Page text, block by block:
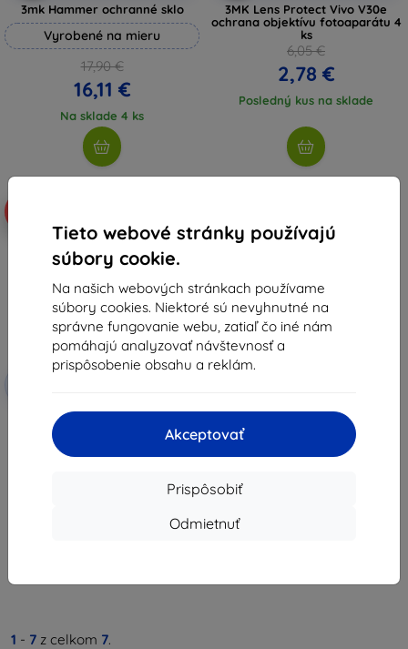
Tieto webové stránky používajú
súbory cookie.
Na našich webových stránkach používame
súbory cookies. Niektoré sú nevyhnutné na
správne fungovanie webu, zatiaľ čo iné nám
pomáhajú analyzovať návštevnosť a
prispôsobenie obsahu a reklám.
Akceptovať
Prispôsobiť
Odmietnuť
3mk Hammer ochranné sklo
Vyrobené na mieru
17,90 €
16,11 €
Na sklade 4 ks
3MK Lens Protect Vivo V30e
ochrana objektívu fotoaparátu 4
ks
6,05 €
2,78 €
Posledný kus na sklade
Zľava s
3MK ARC+ fólia Vivo V30e
Posledný kus na sklade
1 - 7 z celkom 7.